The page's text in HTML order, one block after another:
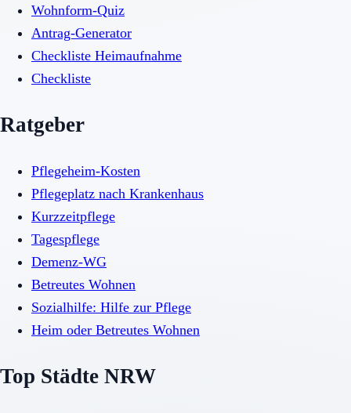
Wohnform-Quiz
Antrag-Generator
Checkliste Heimaufnahme
Checkliste
Ratgeber
Pflegeheim-Kosten
Pflegeplatz nach Krankenhaus
Kurzzeitpflege
Tagespflege
Demenz-WG
Betreutes Wohnen
Sozialhilfe: Hilfe zur Pflege
Heim oder Betreutes Wohnen
Top Städte NRW